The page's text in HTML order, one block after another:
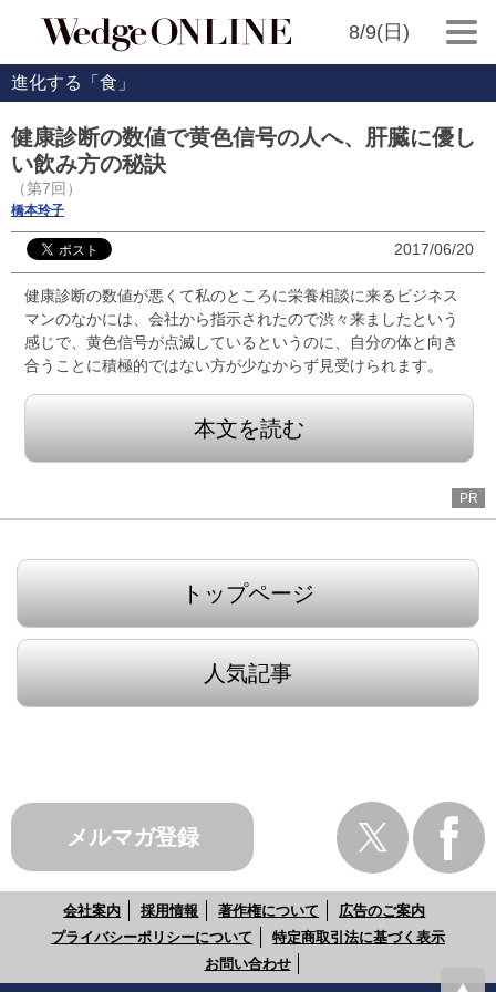
8/9(日)
進化する「食」
健康診断の数値で黄色信号の人へ、肝臓に優し
い飲み方の秘訣
（第7回）
橋本玲子
2017/06/20
健康診断の数値が悪くて私のところに栄養相談に来るビジネス
マンのなかには、会社から指示されたので渋々来ましたという
感じで、黄色信号が点滅しているというのに、自分の体と向き
合うことに積極的ではない方が少なからず見受けられます。
本文を読む
PR
トップページ
人気記事
メルマガ登録
会社案内 採用情報 著作権について
広告のご案内
プライバシーポリシーについて
特定商取引法に基づく表示
お問い合わせ